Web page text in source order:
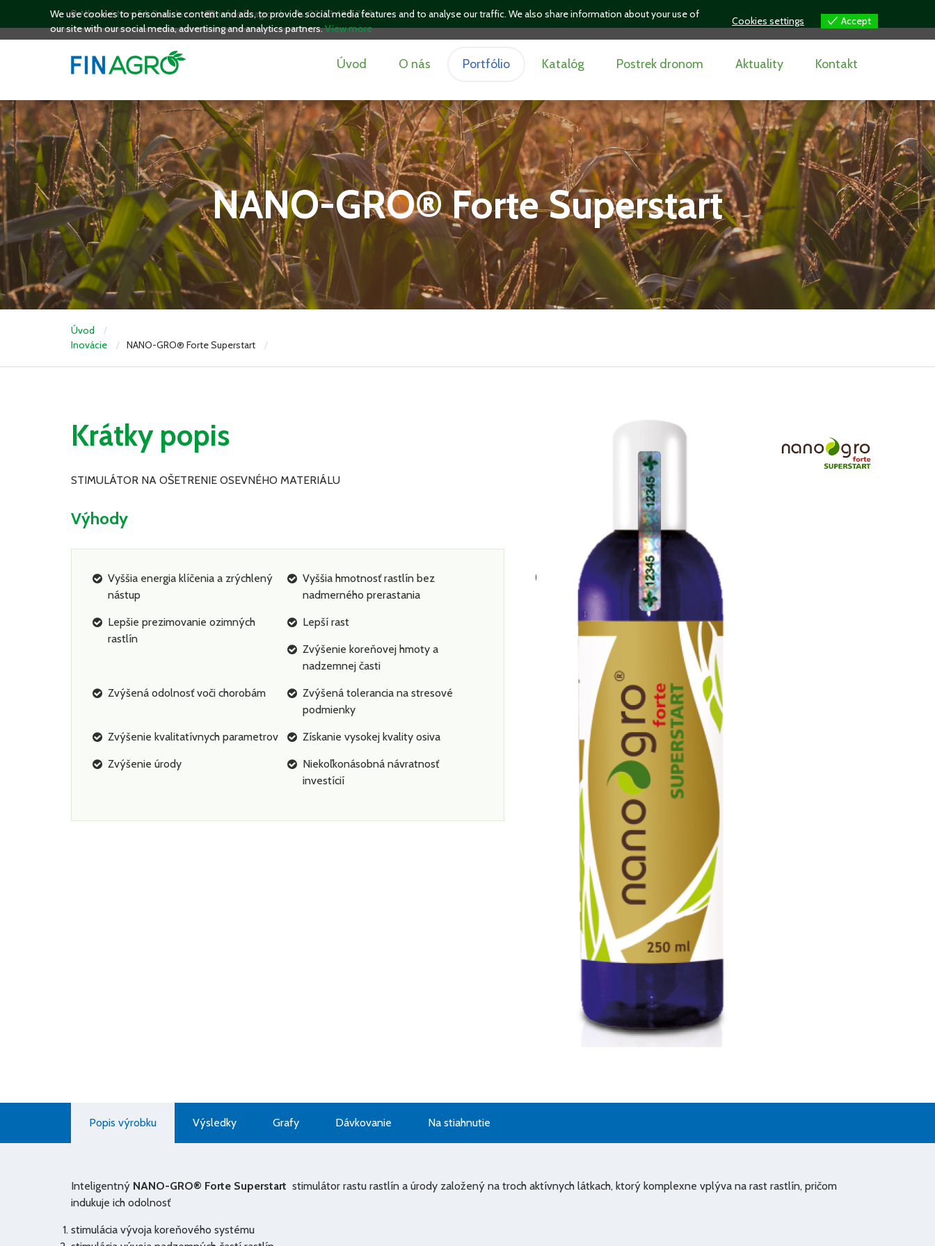
Mlynské Nivy 54, Bratislava info@finagro.sk 02/53 480 707
Úvod O nás Portfólio Katalóg Postrek dronom Aktuality Kontakt
NANO-GRO® Forte Superstart
Úvod
Inovácie
NANO-GRO® Forte Superstart
Krátky popis
STIMULÁTOR NA OŠETRENIE OSEVNÉHO MATERIÁLU
Výhody
Vyššia energia klíčenia a zrýchlený
nástup
Vyššia hmotnosť rastlín bez
nadmerného prerastania
Lepšie prezimovanie ozimných
rastlín
Lepší rast
Zvýšenie koreňovej hmoty a
nadzemnej časti
Zvýšená odolnosť voči chorobám
Zvýšená tolerancia na stresové
podmienky
Zvýšenie kvalitatívnych parametrov Získanie vysokej kvality osiva
Zvýšenie úrody
Niekoľkonásobná návratnosť
investícií
Popis výrobku Výsledky Grafy Dávkovanie Na stiahnutie
Inteligentný NANO-GRO® Forte Superstart stimulátor rastu rastlín a úrody založený na troch aktívnych látkach, ktorý komplexne vplýva na rast rastlín, pričom
indukuje ich odolnosť
stimulácia vývoja koreňového systému
We use cookies to personalise content and ads, to provide social media features and to analyse our traffic. We also share information about your use of
our site with our social media, advertising and analytics partners.View more
Cookies settings Accept